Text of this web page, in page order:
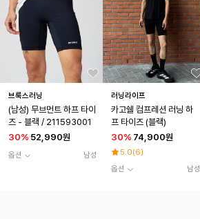
브룩스러닝
(남성) 무브먼트 하프 타이
즈 - 블랙 / 211593001
30% 52,990원
옵션 남성
러닝라이프
카고쉘 컴프레션 러닝 하
프 타이즈 (블랙)
30% 74,900원
5.0(6)
옵션
남성